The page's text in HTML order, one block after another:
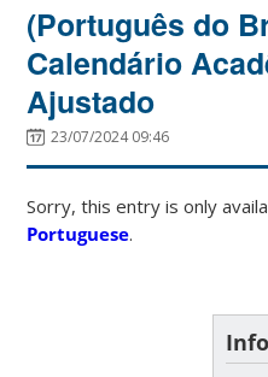
(Português do
Calendário
Ajustado
23/07/2024 09:46
Sorry, this entry is only
Portuguese.